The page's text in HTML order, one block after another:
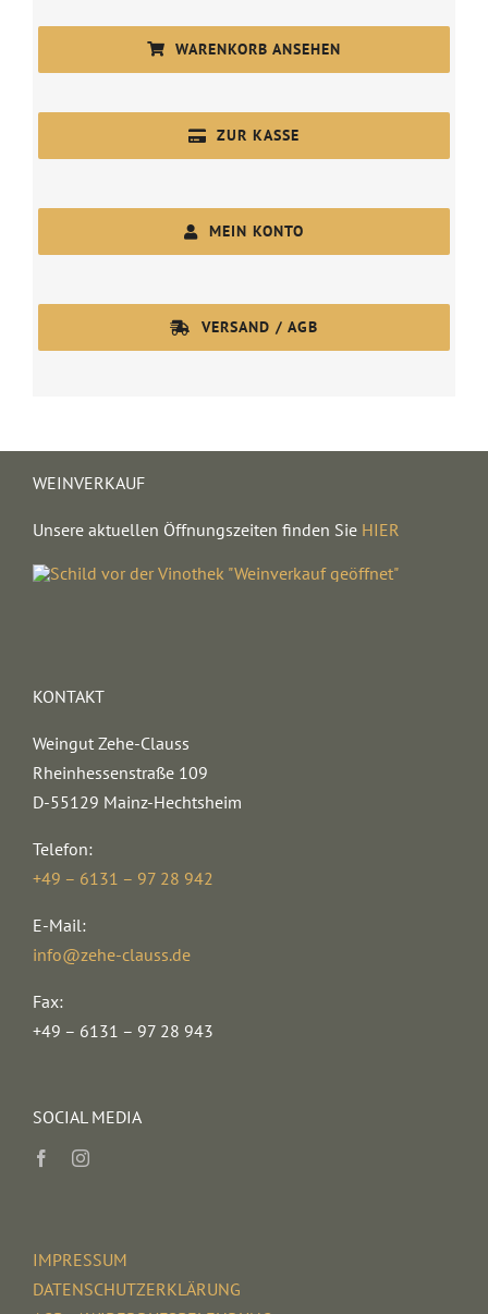
WARENKORB ANSEHEN
ZUR KASSE
MEIN KONTO
VERSAND / AGB
WEINVERKAUF
Unsere aktuellen Öffnungszeiten finden Sie HIER
KONTAKT
Weingut Zehe-Clauss
Rheinhessenstraße 109
D-55129 Mainz-Hechtsheim
Telefon:
+49 – 6131 – 97 28 942
E-Mail:
info@zehe-clauss.de
Fax:
+49 – 6131 – 97 28 943
SOCIAL MEDIA
IMPRESSUM
DATENSCHUTZERKLÄRUNG